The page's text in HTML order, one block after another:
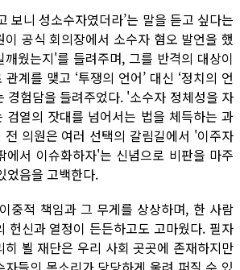
보니 성소수자였더라’는 말을 듣고 싶다는
공식 회의장에서 소수자 혐오 발언을 했
깨웠는지'를 들려주며, 그를 반격의 대상이
계를 맺고 ‘투쟁의 언어’ 대신 ‘정치의 언
경험담을 들려주었다. '소수자 정체성을 자
검열의 잣대를 넘어서는 법을 체득하는 과
의원은 여러 선택의 갈림길에서 '이주자
에서 이슈화하자'는 신념으로 비판을 마주
었음을 고백한다.
중적 책임과 그 무게를 상상하며, 한 사람
헌신과 열정이 든든하고도 고마웠다. 필자
히 뵐 재단은 우리 사회 곳곳에 존재하지만